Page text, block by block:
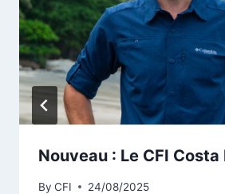
Nouveau : Le CFI Costa
By CFI 24/08/2025